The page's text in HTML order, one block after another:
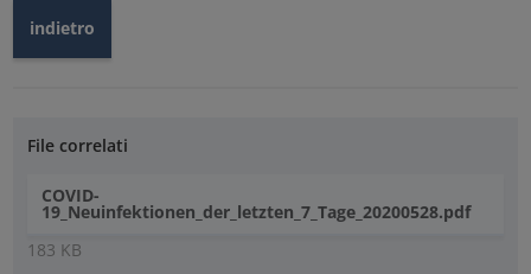
indietro
File correlati
COVID-
19_Neuinfektionen_der_letzten_7_Tage_20200528.pdf
183 KB